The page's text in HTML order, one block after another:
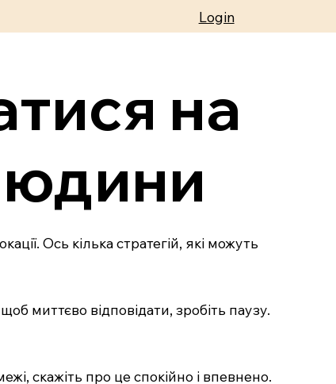
Login
на
Ось кілька стратегій, які можуть
миттєво відповідати, зробіть паузу.
скажіть про це спокійно і впевнено.